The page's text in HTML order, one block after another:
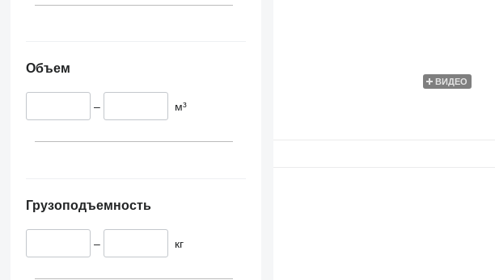
Объем
– м³
Грузоподъемность
– кг
ВИДЕО